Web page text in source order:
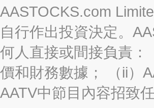
AASTOCKS.com
自行作出投資決定。
何人直接或間接負責：
價和財務數據； （ii）
AATV中節目內容招致任